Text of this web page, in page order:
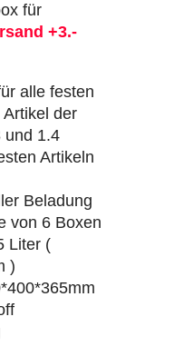
für
+3.-
alle festen
der
und 1.4
Artikeln
Beladung
von 6 Boxen
Liter (
)